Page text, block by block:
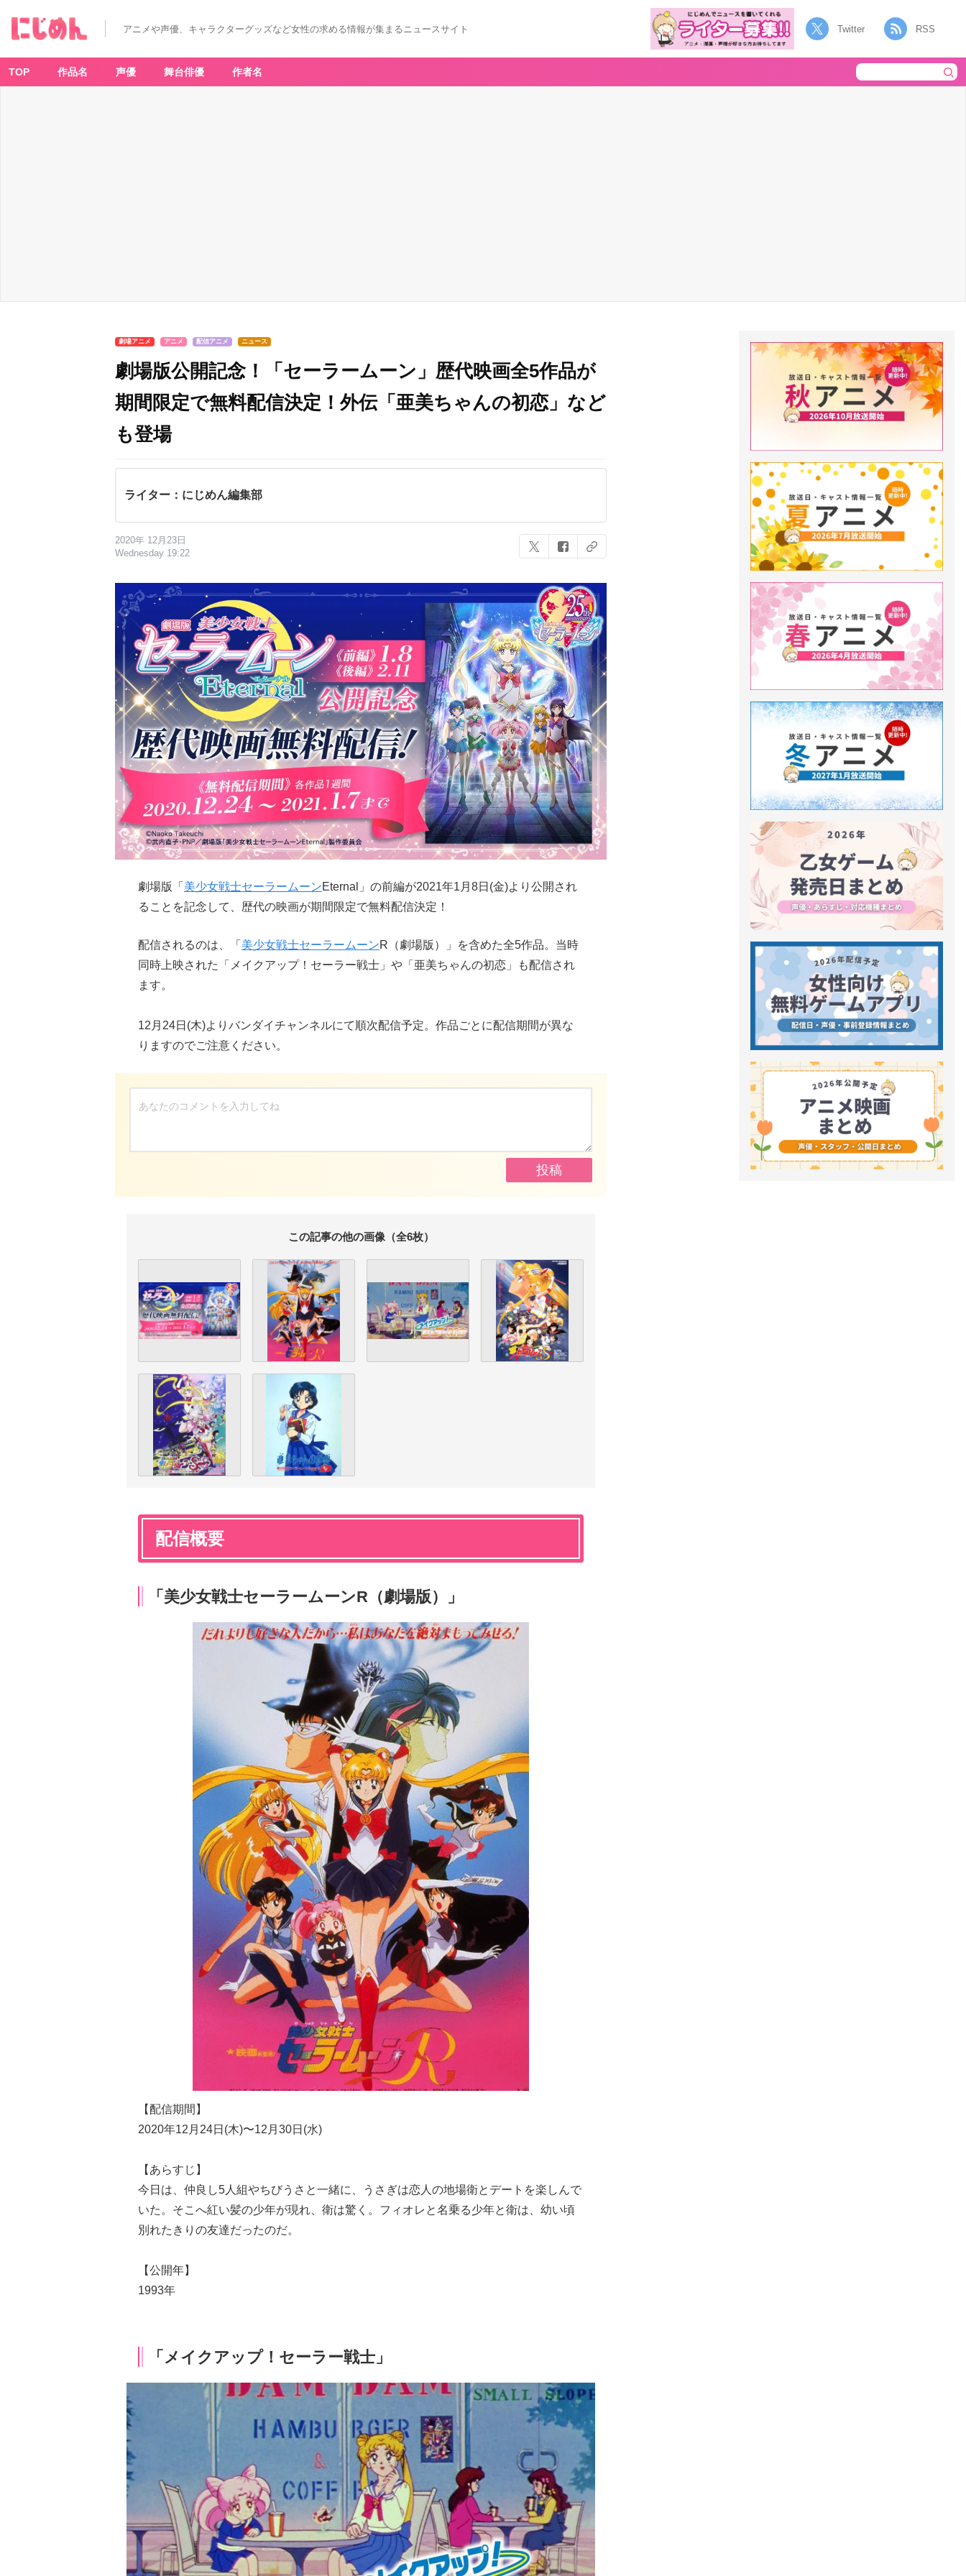
アニメや声優、キャラクターグッズなど女性の求める情報が集まるニュースサイト Twitter RSS
TOP 作品名 声優 舞台俳優 作者名
劇場アニメ アニメ 配信アニメ ニュース
劇場版公開記念！「セーラームーン」歴代映画全5作品が
期間限定で無料配信決定！外伝「亜美ちゃんの初恋」など
も登場
ライター：にじめん編集部
2020年 12月23日
Wednesday 19:22
劇場版「 美少女戦士セーラームーンEternal」の前編が2021年1月8日(金)より公開され
ることを記念して、歴代の映画が期間限定で無料配信決定！
配信されるのは、「 美少女戦士セーラームーンR（劇場版）」を含めた全5作品。当時
同時上映された「メイクアップ！セーラー戦士」や「亜美ちゃんの初恋」も配信され
ます。
12月24日(木)よりバンダイチャンネルにて順次配信予定。作品ごとに配信期間が異な
りますのでご注意ください。
この記事の他の画像（全6枚）
配信概要
「美少女戦士セーラームーンR（劇場版）」
【配信期間】
2020年12月24日(木)〜12月30日(水)
【あらすじ】
今日は、仲良し5人組やちびうさと一緒に、うさぎは恋人の地場衛とデートを楽しんで
いた。そこへ紅い髪の少年が現れ、衛は驚く。フィオレと名乗る少年と衛は、幼い頃
別れたきりの友達だったのだ。
【公開年】
1993年
「メイクアップ！セーラー戦士」